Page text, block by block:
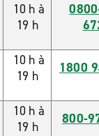
10 h à
19 h
10 h à
19 h
1800
10 h à
19 h
800-